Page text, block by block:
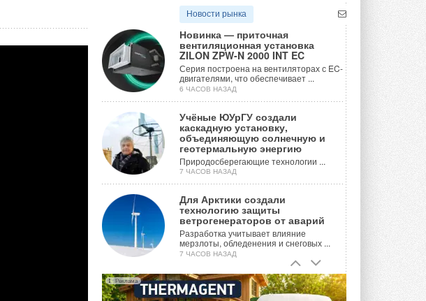
EN
Новости рынка
Новинка — приточная
вентиляционная установка
ZILON ZPW-N 2000 INT EC
Серия построена на вентиляторах с EC-
двигателями, что обеспечивает ...
6 ЧАСОВ НАЗАД
Учёные ЮУрГУ создали
каскадную установку,
объединяющую солнечную и
геотермальную энергию
Природосберегающие технологии ...
7 ЧАСОВ НАЗАД
Для Арктики создали
технологию защиты
ветрогенераторов от аварий
Разработка учитывает влияние
мерзлоты, обледенения и снеговых ...
7 ЧАСОВ НАЗАД
Гибридный тепловой насос PV/T
с одним общим испарителем
Реклама